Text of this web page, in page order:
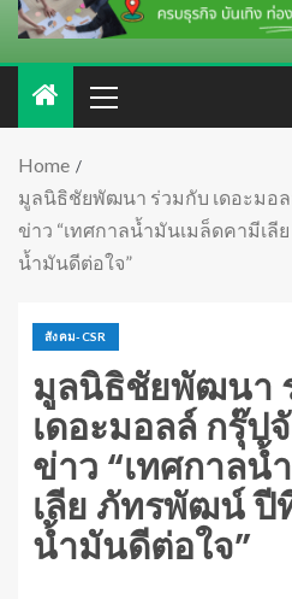
Home
มูลนิธิชัยพัฒนา ร่วมกับ เดอะมอ
ข่าว “เทศกาลน้ำมันเมล็ดคามีเ
น้ำมันดีต่อใจ”
สังคม-CSR
มูลนิธิชัยพัฒนา
เดอะมอลล์ กรุ๊ป
ข่าว “เทศกาลน้
เลีย ภัทรพัฒน์ ปี
น้ำมันดีต่อใจ”